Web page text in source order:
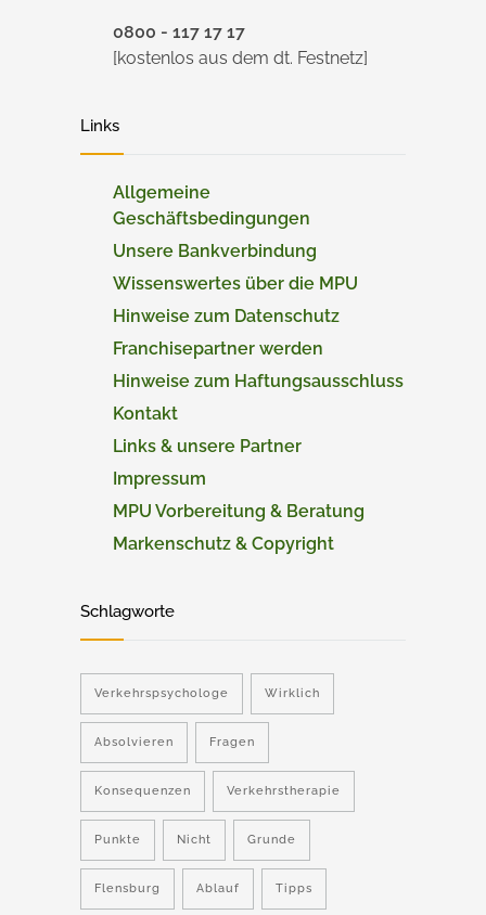
0800 - 117 17 17
[kostenlos aus dem dt. Festnetz]
Links
Allgemeine
Geschäftsbedingungen
Unsere Bankverbindung
Wissenswertes über die MPU
Hinweise zum Datenschutz
Franchisepartner werden
Hinweise zum Haftungsausschluss
Kontakt
Links & unsere Partner
Impressum
MPU Vorbereitung & Beratung
Markenschutz & Copyright
Schlagworte
Verkehrspsychologe Wirklich
Absolvieren Fragen
Konsequenzen Verkehrstherapie
Punkte Nicht Grunde
Flensburg Ablauf Tipps